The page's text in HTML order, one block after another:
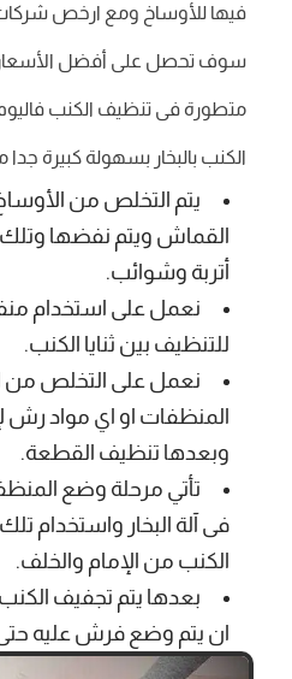
فيها للأوساخ ومع ارخص
سوف تحصل على أفضل الأسعار
متطورة فى تنظيف الكنب
الكنب بالبخار بسهولة كبيرة جدا
يتم التخلص من
القماش ويتم نفضها
أتربة وشوائب.
نعمل على استخدام
للتنظيف بين ثنايا الكنب.
نعمل على التخلص من
المنظفات او اي مواد رش
وبعدها تنظيف القطعة.
تأتي مرحلة وضع
فى آلة البخار واستخدام
الكنب من الإمام والخلف.
بعدها يتم تجفيف
ان يتم وضع فرش عليه